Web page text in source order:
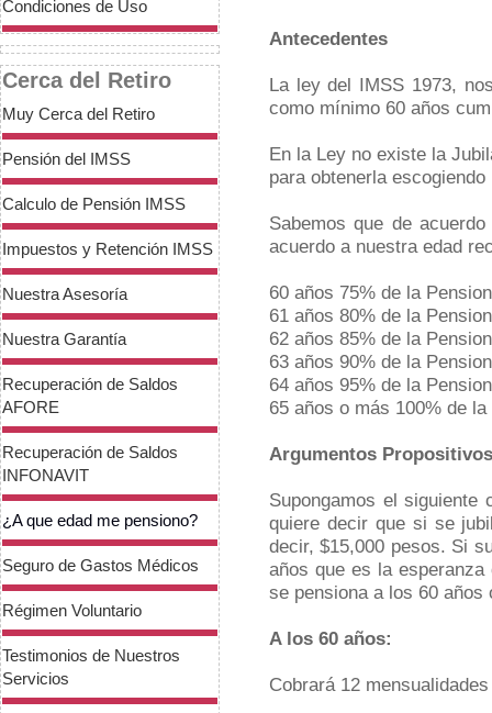
Condiciones de Uso
Cerca del Retiro
Muy Cerca del Retiro
Pensión del IMSS
Calculo de Pensión IMSS
Impuestos y Retención IMSS
Nuestra Asesoría
Nuestra Garantía
Recuperación de Saldos
AFORE
Recuperación de Saldos
INFONAVIT
¿A que edad me pensiono?
Seguro de Gastos Médicos
Régimen Voluntario
Testimonios de Nuestros
Servicios
Antecedentes
La ley del IMSS 1973,
como mínimo 60 años
En la Ley no existe la
para obtenerla escogiendo
Sabemos que de
acuerdo a nuestra edad
60 años 75% de la
61 años 80% de la
62 años 85% de la
63 años 90% de la
64 años 95% de la
65 años o más 100% de
Argumentos Propositivos
Supongamos el siguiente
quiere decir que si se
decir, $15,000 pesos. Si
años que es la
se pensiona a los 60 años
A los 60 años:
Cobrará 12